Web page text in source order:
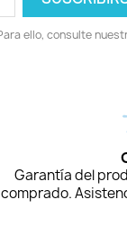
ello, consulte
Garantía del
comprado.